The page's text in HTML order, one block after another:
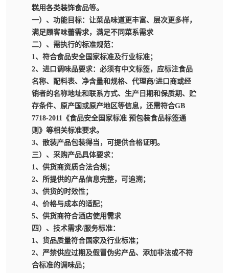
糕用各类装饰食品等。
一）、功能目标：让菜品味道更丰富、层次更多样，
满足顾客味蕾需求，满足不同菜系需求
二）、需执行的标准规范：
1、符合食品安全国家标准及行业标准；
2、进口调味品要求：必须有中文标签，应标注食品
名称、配料表、净含量和规格、代理商/进口商或经
销者的名称地址和联系方式、生产日期和保质期、贮
存条件、原产国或原产地区等信息，还需符合GB
7718-2011《食品安全国家标准 预包装食品标签通
则》等相关标准要求。
3、散装产品包装得当，可提供合格证明。
三）、采购产品具体要求：
1、供货商资质合法合规；
2、所提供的产品信息完整，可追溯；
3、供货的时效性；
4、价格与成本的适配；
5、供货商符合酒店使用需求
四）、技术需求/服务标准：
1、货品质量符合国家及行业标准；
2、严禁供应过期及假冒伪劣产品、添加非法或不符
合标准的调味品；